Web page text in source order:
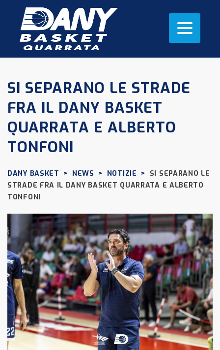
SI SEPARANO LE STRADE
FRA IL DANY BASKET
QUARRATA E ALBERTO
TONFONI
DANY BASKET > NEWS > NOTIZIE >
SI SEPARANO LE
STRADE FRA IL DANY BASKET QUARRATA E ALBERTO
TONFONI